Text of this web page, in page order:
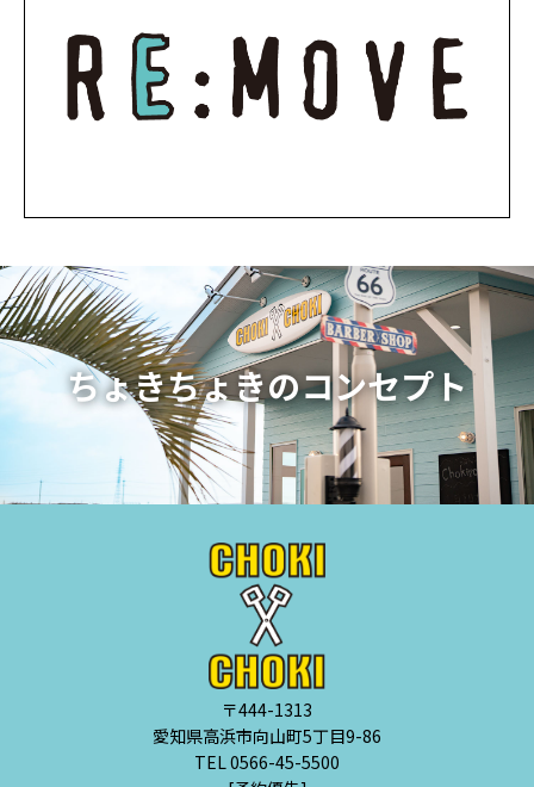
ちょきちょきのコンセプト
〒444-1313
愛知県高浜市向山町5丁目9-86
TEL 0566-45-5500